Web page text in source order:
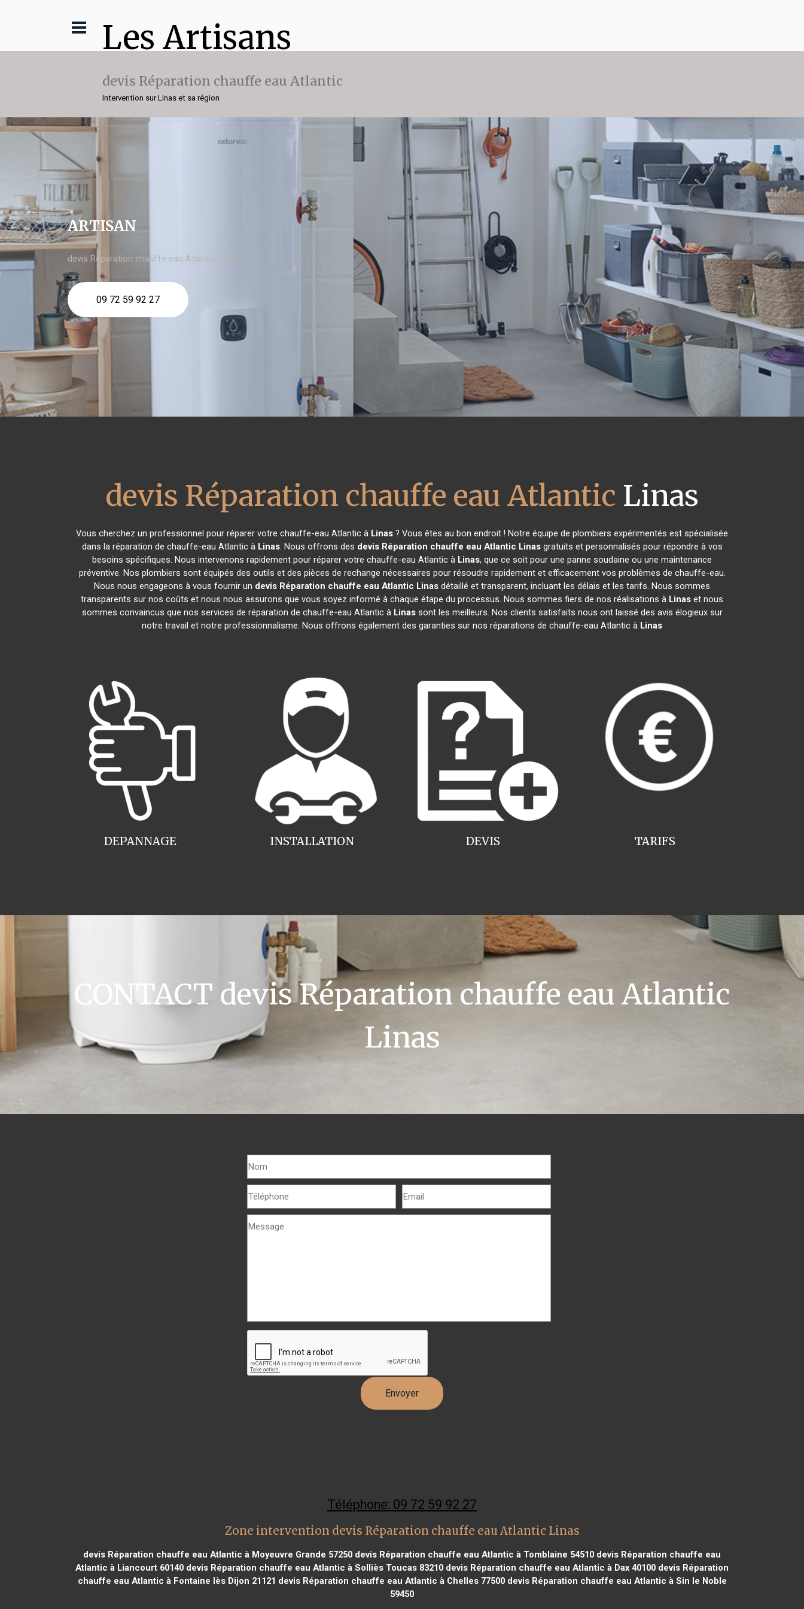
Les Artisans
devis Réparation chauffe eau Atlantic
Intervention sur Linas et sa région
ARTISAN
devis Réparation chauffe eau Atlantic Linas
09 72 59 92 27
devis Réparation chauffe eau Atlantic Linas
Vous cherchez un professionnel pour réparer votre chauffe-eau Atlantic à Linas ? Vous êtes au bon endroit ! Notre équipe de plombiers expérimentés est spécialisée
dans la réparation de chauffe-eau Atlantic à Linas. Nous offrons des devis Réparation chauffe eau Atlantic Linasgratuits et personnalisés pour répondre à vos
besoins spécifiques. Nous intervenons rapidement pour réparer votre chauffe-eau Atlantic à Linas, que ce soit pour une panne soudaine ou une maintenance
préventive. Nos plombiers sont équipés des outils et des pièces de rechange nécessaires pour résoudre rapidement et efficacement vos problèmes de chauffe-eau.
Nous nous engageons à vous fournir un devis Réparation chauffe eau Atlantic Linas détaillé et transparent, incluant les délais et les tarifs. Nous sommes
transparents sur nos coûts et nous nous assurons que vous soyez informé à chaque étape du processus. Nous sommes fiers de nos réalisations à Linas et nous
sommes convaincus que nos services de réparation de chauffe-eau Atlantic à Linassont les meilleurs. Nos clients satisfaits nous ont laissé des avis élogieux sur
notre travail et notre professionnalisme. Nous offrons également des garanties sur nos réparations de chauffe-eau Atlantic à Linas
INSTALLATION
DEPANNAGE TARIFS
DEVIS
CONTACT devis Réparation chauffe eau Atlantic
Linas
Téléphone: 09 72 59 92 27
Zone intervention devis Réparation chauffe eau Atlantic Linas
devis Réparation chauffe eau Atlantic à Moyeuvre Grande 57250 devis Réparation chauffe eau Atlantic à Tomblaine 54510 devis Réparation chauffe eau
Atlantic à Liancourt 60140 devis Réparation chauffe eau Atlantic à Solliès Toucas 83210 devis Réparation chauffe eau Atlantic à Dax 40100 devis Réparation
chauffe eau Atlantic à Fontaine lès Dijon 21121 devis Réparation chauffe eau Atlantic à Chelles 77500devis Réparation chauffe eau Atlantic à Sin le Noble
59450